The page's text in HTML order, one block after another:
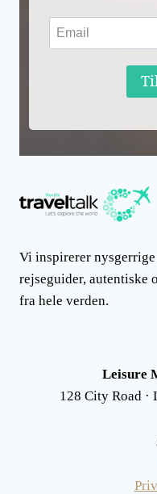
Vi inspirerer
rejseguider, autentiske
fra hele verden.
Leisure
128 City Road ·